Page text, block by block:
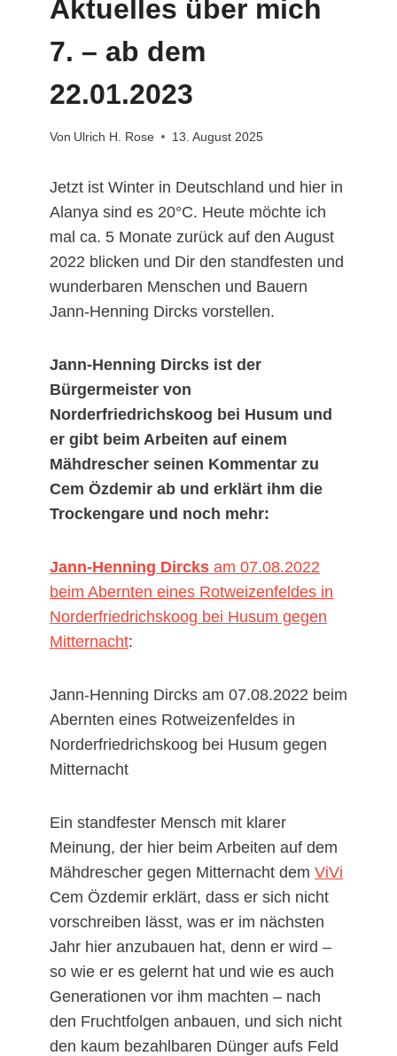
Aktuelles über mich
7. – ab dem
22.01.2023
Von Ulrich H. Rose 13. August 2025
Jetzt ist Winter in Deutschland und hier in
Alanya sind es 20°C. Heute möchte ich
mal ca. 5 Monate zurück auf den August
2022 blicken und Dir den standfesten und
wunderbaren Menschen und Bauern
Jann-Henning Dircks vorstellen.
Jann-Henning Dircks ist der
Bürgermeister von
Norderfriedrichskoog bei Husum und
er gibt beim Arbeiten auf einem
Mähdrescher seinen Kommentar zu
Cem Özdemir ab und erklärt ihm die
Trockengare und noch mehr:
Jann-Henning Dircks am 07.08.2022
beim Abernten eines Rotweizenfeldes in
Norderfriedrichskoog bei Husum gegen
Mitternacht:
Jann-Henning Dircks am 07.08.2022 beim
Abernten eines Rotweizenfeldes in
Norderfriedrichskoog bei Husum gegen
Mitternacht
Ein standfester Mensch mit klarer
Meinung, der hier beim Arbeiten auf dem
Mähdrescher gegen Mitternacht dem ViVi
Cem Özdemir erklärt, dass er sich nicht
vorschreiben lässt, was er im nächsten
Jahr hier anzubauen hat, denn er wird –
so wie er es gelernt hat und wie es auch
Generationen vor ihm machten – nach
den Fruchtfolgen anbauen, und sich nicht
den kaum bezahlbaren Dünger aufs Feld